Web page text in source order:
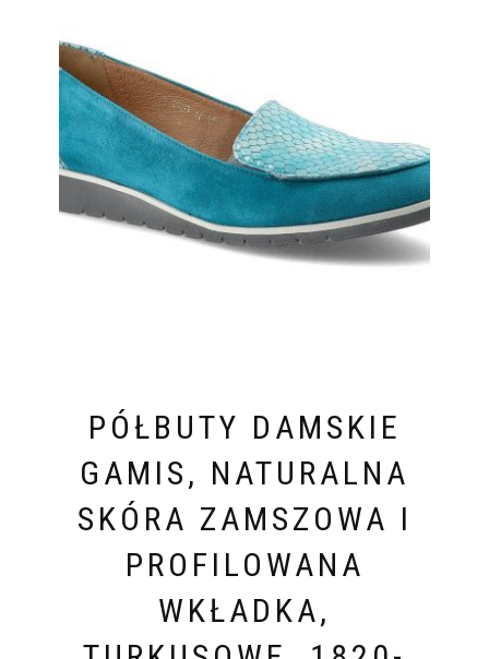
PÓŁBUTY DAMSKIE
GAMIS, NATURALNA
SKÓRA ZAMSZOWA I
PROFILOWANA
WKŁADKA,